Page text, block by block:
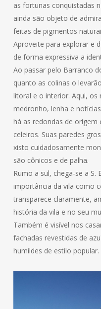
as fortunas conquistadas
ainda são objeto de
feitas de pigmentos
Aproveite para explorar e
de forma expressiva a
Ao passar pelo Barranco
quanto as colinas o
litoral e o interior. Aqui,
medronho, lenha e
há as redondas de
celeiros. Suas paredes
xisto cuidadosamente
são cônicos e de palha.
Rumo a sul, chega-se a S.
importância da vila como
transparece claramente,
história da vila e no seu
Também é visível nos
fachadas revestidas de
humildes de estilo popular.